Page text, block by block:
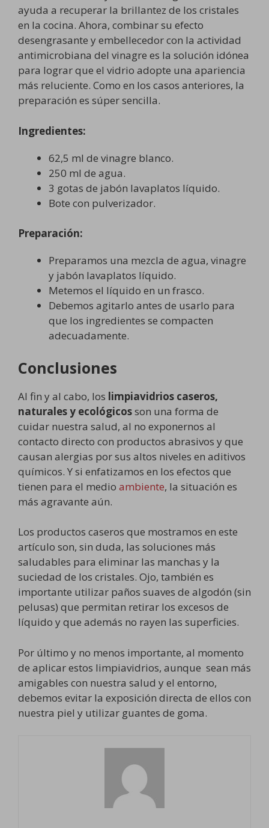
ayuda a recuperar la brillantez de los cristales
en la cocina. Ahora, combinar su efecto
desengrasante y embellecedor con la actividad
antimicrobiana del vinagre es la solución idónea
para lograr que el vidrio adopte una apariencia
más reluciente. Como en los casos anteriores, la
preparación es súper sencilla.
Ingredientes:
62,5 ml de vinagre blanco.
250 ml de agua.
3 gotas de jabón lavaplatos líquido.
Bote con pulverizador.
Preparación:
Preparamos una mezcla de agua, vinagre
y jabón lavaplatos líquido.
Metemos el líquido en un frasco.
Debemos agitarlo antes de usarlo para
que los ingredientes se compacten
adecuadamente.
Conclusiones
Al fin y al cabo, los limpiavidrios caseros,
naturales y ecológicosson una forma de
cuidar nuestra salud, al no exponernos al
contacto directo con productos abrasivos y que
causan alergias por sus altos niveles en aditivos
químicos. Y si enfatizamos en los efectos que
tienen para el medio ambiente, la situación es
más agravante aún.
Los productos caseros que mostramos en este
artículo son, sin duda, las soluciones más
saludables para eliminar las manchas y la
suciedad de los cristales. Ojo, también es
importante utilizar paños suaves de algodón (sin
pelusas) que permitan retirar los excesos de
líquido y que además no rayen las superficies.
Por último y no menos importante, al momento
de aplicar estos limpiavidrios, aunque sean más
amigables con nuestra salud y el entorno,
debemos evitar la exposición directa de ellos con
nuestra piel y utilizar guantes de goma.